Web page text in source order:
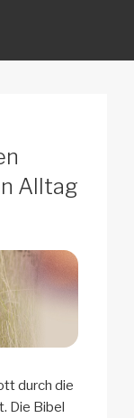
Alltag
durch die
Die Bibel